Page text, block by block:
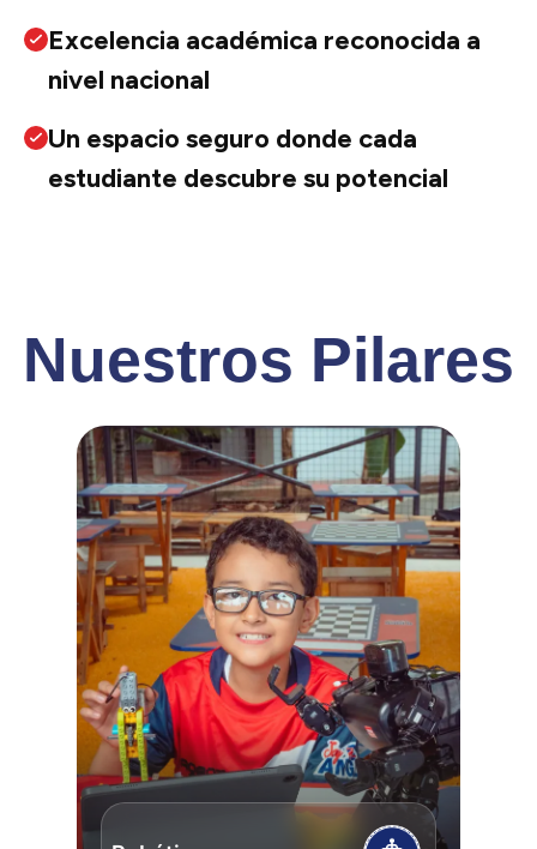
Excelencia académica reconocida a
nivel nacional
Un espacio seguro donde cada
estudiante descubre su potencial
Nuestros Pilares
Anterior